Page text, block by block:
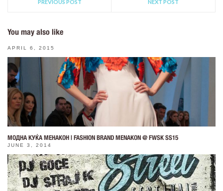
PREVIOUS POST NEXT POST
You may also like
APRIL 6, 2015
МОДНА КУЌА МЕНАКОН | FASHION BRAND MENAKON @ FWSK SS15
JUNE 3, 2014